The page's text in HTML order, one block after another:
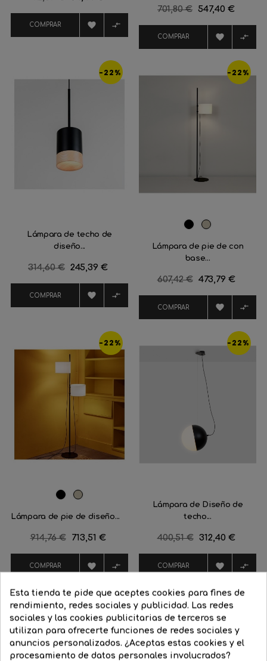
COMPRAR  
Precio
701,80 € Precio
547,40 €
COMPRAR  
-22%
Lámpara de techo de
diseño...
Precio
314,60 € Precio
245,39 €
COMPRAR  
-22%
NegroVisón
Lámpara de pie de con
base...
Precio
607,42 € Precio
473,79 €
COMPRAR  
-22%
NegroVisón
Lámpara de pie de diseño...
Precio
914,76 € Precio
713,51 €
COMPRAR  
-22%
Lámpara de Diseño de
techo...
Precio
400,51 € Precio
312,40 €
COMPRAR  
-22% -22%
Esta tienda te pide que aceptes cookies para fines de
rendimiento, redes sociales y publicidad. Las redes
sociales y las cookies publicitarias de terceros se
utilizan para ofrecerte funciones de redes sociales y
anuncios personalizados. ¿Aceptas estas cookies y el
procesamiento de datos personales involucrados?